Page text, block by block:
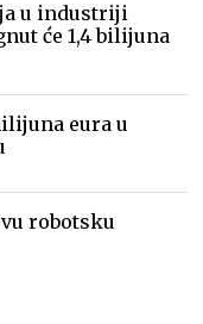
u industriji
će 1,4 bilijuna
eura u
robotsku